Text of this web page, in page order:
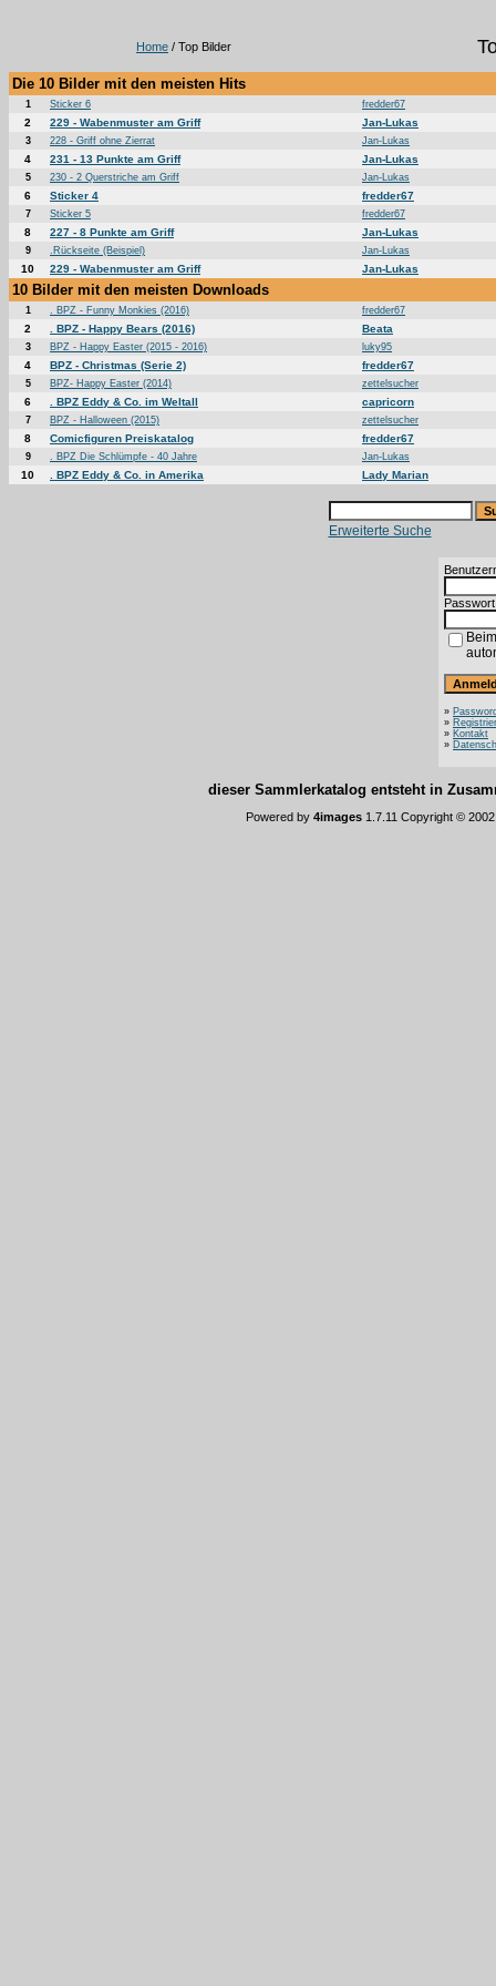
Home / Top Bilder
Die 10 Bilder mit den meisten Hits
1 Sticker 6 fredder67
2 229 - Wabenmuster am Griff Jan-Lukas
3 228 - Griff ohne Zierrat Jan-Lukas
4 231 - 13 Punkte am Griff Jan-Lukas
5 230 - 2 Querstriche am Griff Jan-Lukas
6 Sticker 4 fredder67
7 Sticker 5 fredder67
8 227 - 8 Punkte am Griff Jan-Lukas
9 .Rückseite (Beispiel) Jan-Lukas
10 229 - Wabenmuster am Griff Jan-Lukas
10 Bilder mit den meisten Downloads
1 . BPZ - Funny Monkies (2016) fredder67
2 . BPZ - Happy Bears (2016) Beata
3 BPZ - Happy Easter (2015 - 2016) luky95
4 BPZ - Christmas (Serie 2) fredder67
5 BPZ- Happy Easter (2014) zettelsucher
6 . BPZ Eddy & Co. im Weltall capricorn
7 BPZ - Halloween (2015) zettelsucher
8 Comicfiguren Preiskatalog fredder67
9 . BPZ Die Schlümpfe - 40 Jahre Jan-Lukas
10 . BPZ Eddy & Co. in Amerika Lady Marian
Erweiterte Suche
»
»
» Kontakt
»
dieser Sammlerkatalog entsteht in
Powered by 4images 1.7.11 Copyright ©